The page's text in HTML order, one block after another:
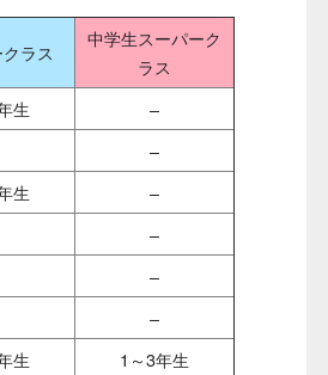
ラス
中学生スーパーク
ラス
生
–
–
生
–
–
–
–
生
1～3年生